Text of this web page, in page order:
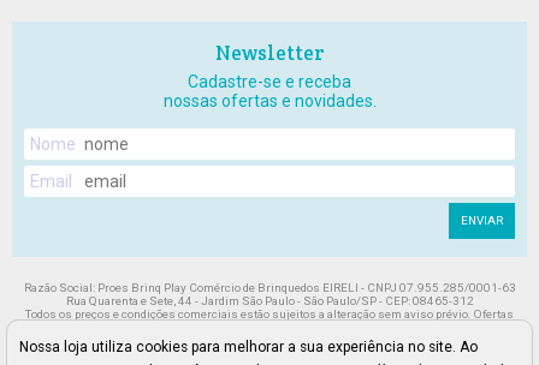
Newsletter
Cadastre-se e receba
nossas ofertas e novidades.
Nome
Email
ENVIAR
Razão Social: Proes Brinq Play Comércio de Brinquedos EIRELI - CNPJ 07.955.285/0001-63
Rua Quarenta e Sete, 44 - Jardim São Paulo - São Paulo/SP - CEP: 08465-312
Todos os preços e condições comerciais estão sujeitos a alteração sem aviso prévio. Ofertas
exclusivamente para compras efetuadas neste site, não valendo para nossa loja física. As
imagens dos produtos são meramente ilustrativas. Pedidos sujeitos a análise e confirmação de
Nossa loja utiliza cookies para melhorar a sua experiência no site. Ao